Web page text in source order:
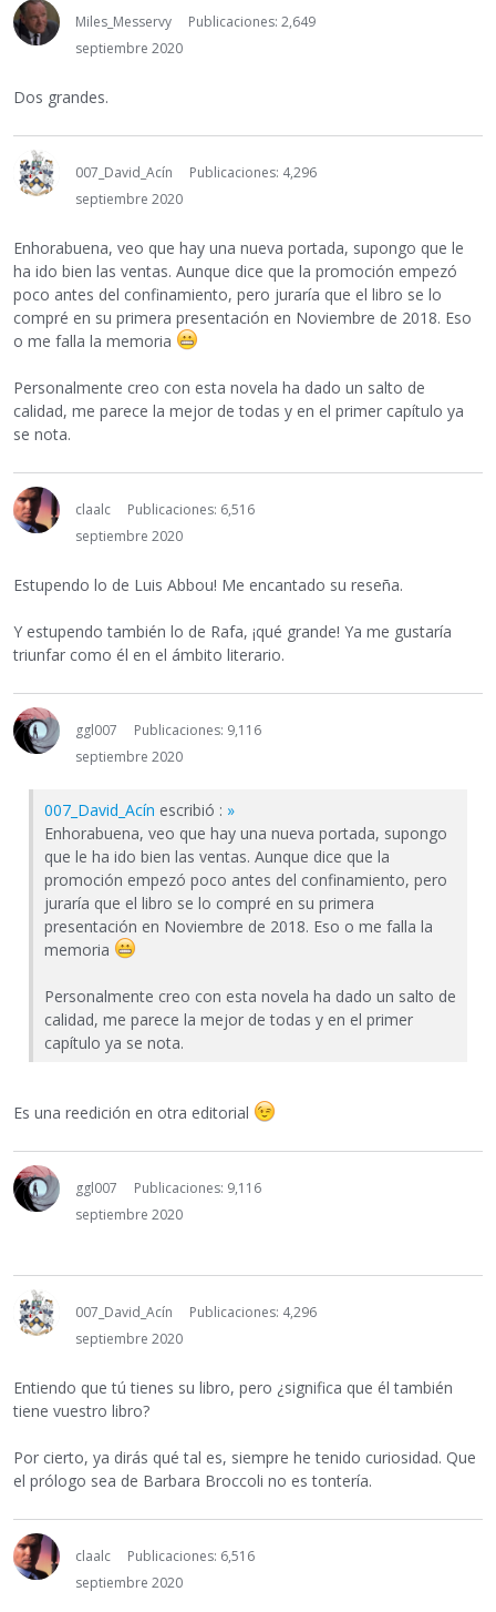
Miles_Messervy
Publicaciones: 2,649
septiembre 2020
Dos grandes.
007_David_Acín
Publicaciones: 4,296
septiembre 2020
Enhorabuena, veo que hay una nueva portada, supongo que le
ha ido bien las ventas. Aunque dice que la promoción empezó
poco antes del confinamiento, pero juraría que el libro se lo
compré en su primera presentación en Noviembre de 2018. Eso
o me falla la memoria
Personalmente creo con esta novela ha dado un salto de
calidad, me parece la mejor de todas y en el primer capítulo ya
se nota.
claalc
Publicaciones: 6,516
septiembre 2020
Estupendo lo de Luis Abbou! Me encantado su reseña.
Y estupendo también lo de Rafa, ¡qué grande! Ya me gustaría
triunfar como él en el ámbito literario.
ggl007
Publicaciones: 9,116
septiembre 2020
007_David_Acín escribió : »
Enhorabuena, veo que hay una nueva portada, supongo
que le ha ido bien las ventas. Aunque dice que la
promoción empezó poco antes del confinamiento, pero
juraría que el libro se lo compré en su primera
presentación en Noviembre de 2018. Eso o me falla la
memoria
Personalmente creo con esta novela ha dado un salto de
calidad, me parece la mejor de todas y en el primer
capítulo ya se nota.
Es una reedición en otra editorial
ggl007
Publicaciones: 9,116
septiembre 2020
007_David_Acín
Publicaciones: 4,296
septiembre 2020
Entiendo que tú tienes su libro, pero ¿significa que él también
tiene vuestro libro?
Por cierto, ya dirás qué tal es, siempre he tenido curiosidad. Que
el prólogo sea de Barbara Broccoli no es tontería.
claalc
Publicaciones: 6,516
septiembre 2020